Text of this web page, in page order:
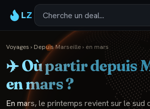
LZ
Voyages › DepuisMarseille› en mars
✈️ Où partir depuis
enmars?
En mars, le printemps revient sur le sud